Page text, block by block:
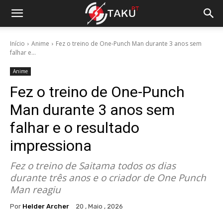
Início Anime
Fez o treino de One-Punch Man durante 3 anos sem
falhar e...
Anime
Fez o treino de One-Punch
Man durante 3 anos sem
falhar e o resultado
impressiona
Fez o treino de Saitama todos os dias
durante três anos e o criador de One Punch
Man reagiu
Por Helder Archer 20 , Maio , 2026